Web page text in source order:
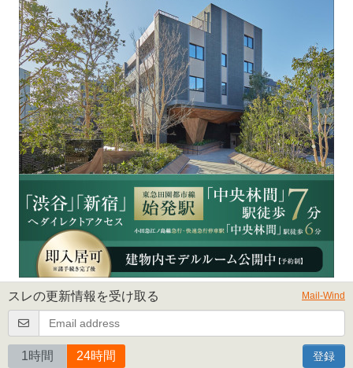
スレの更新情報を受け取る Mail-Wind
1時間 24時間 登録